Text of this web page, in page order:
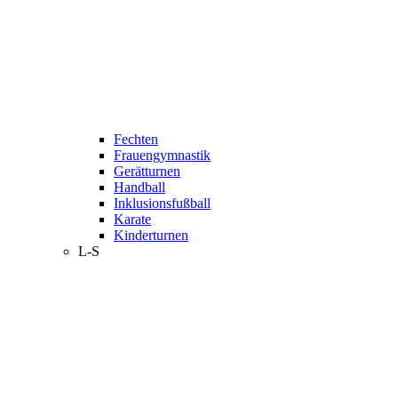
Fechten
Frauengymnastik
Gerätturnen
Handball
Inklusionsfußball
Karate
Kinderturnen
L-S